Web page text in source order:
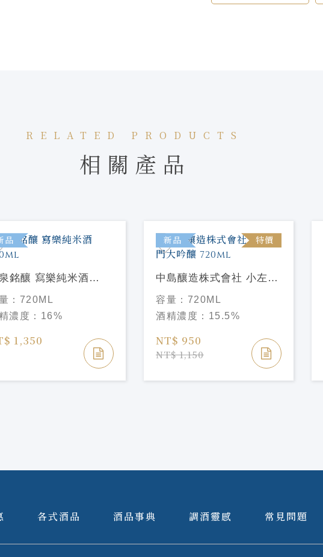
RELATED PRODUCTS
相關產品
品
銘釀 寫樂純米酒
： 720ML
濃度： 16%
1,350
新品 特價
中島釀造株式會社 小左衛
門大吟釀 720ml
容量： 720ML
酒精濃度： 15.5%
NT$ 950
NT$ 1,150
各式酒品 酒品事典 調酒靈感 常見問題